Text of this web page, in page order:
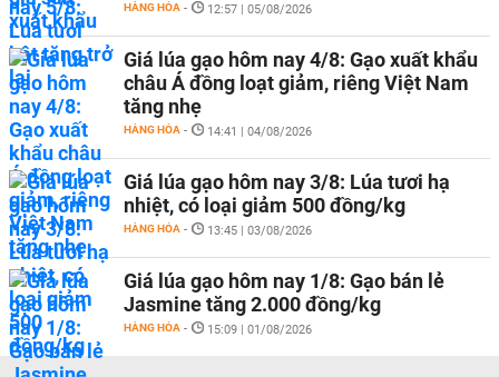
HÀNG HÓA - 12:57 | 05/08/2026
Giá lúa gạo hôm nay 4/8: Gạo xuất khẩu
châu Á đồng loạt giảm, riêng Việt Nam
tăng nhẹ
HÀNG HÓA - 14:41 | 04/08/2026
Giá lúa gạo hôm nay 3/8: Lúa tươi hạ
nhiệt, có loại giảm 500 đồng/kg
HÀNG HÓA - 13:45 | 03/08/2026
Giá lúa gạo hôm nay 1/8: Gạo bán lẻ
Jasmine tăng 2.000 đồng/kg
HÀNG HÓA - 15:09 | 01/08/2026